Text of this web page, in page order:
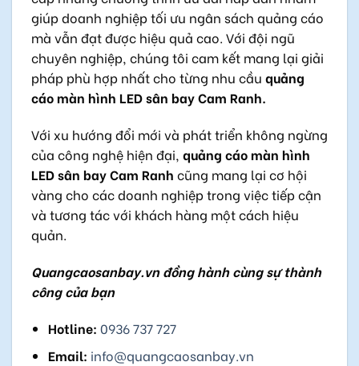
giúp doanh nghiệp tối ưu ngân sách quảng cáo
mà vẫn đạt được hiệu quả cao. Với đội ngũ
chuyên nghiệp, chúng tôi cam kết mang lại giải
pháp phù hợp nhất cho từng nhu cầu quảng
cáo màn hình LED sân bay Cam Ranh.
Với xu hướng đổi mới và phát triển không ngừng
của công nghệ hiện đại, quảng cáo màn hình
LED sân bay Cam Ranh cũng mang lại cơ hội
vàng cho các doanh nghiệp trong việc tiếp cận
và tương tác với khách hàng một cách hiệu
quản.
Quangcaosanbay.vn đồng hành cùng sự thành
công của bạn
Hotline: 0936 737 727
Email: info@quangcaosanbay.vn